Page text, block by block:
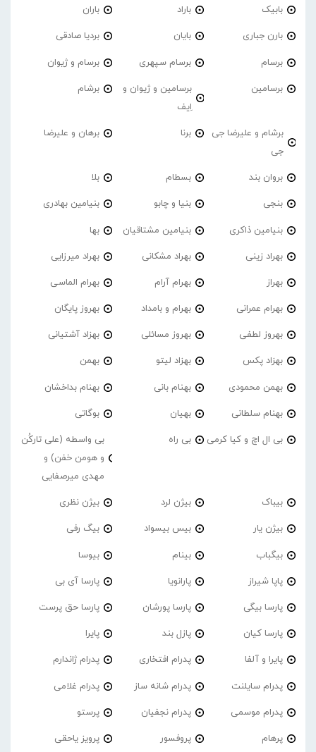
بابیک باراد باران
بارن جباری بایان بردیا صادقی
برسام برسام سپهری برسام و ژیوان
برسامین
برسامین و ژیوان و
اِیف
برشام
برشام و علیرضا جی
جی
برنا برهان و علیرضا
بروان بند بسطام بلا
بنجی بنیا و چابو بنیامین بهادری
بنیامین ذاکری بنیامین مشتاقیان بها
بهراد زینی بهراد مشکانی بهراد میرزایی
بهراز بهرام آرام بهرام الماسی
بهرام عمرانی بهرام و بامداد بهروز پایگان
بهروز لطفی بهروز مسائلی بهزاد آشتیانی
بهزاد پکس بهزاد لیتو بهمن
بهمن محمودی بهنام بانی بهنام بداخشان
بهنام سلطانی بهیان بوگاتی
بی ال اچ و کیا کرمی بی راه
بی واسطه (علی تارکُن
و هومن خفن) و
مهدی میرصفایی
بیباک بیژن لرد بیژن نظری
بیژن یار بیس بیسواد بیگ رفی
بیگباب بینام بیوسا
پاپا شیراز پارانویا پارسا آی بی
پارسا بیگی پارسا پورشان پارسا حق پرست
پارسا کیان پازل بند پایرا
پایرا و آلفا پدرام افتخاری پدرام ژاندارم
پدرام‌ سایلنت پدرام شانه ساز پدرام غلامی
پدرام موسمی پدرام نجفیان پرستو
پرهام پروفسور پرویز یاحقی